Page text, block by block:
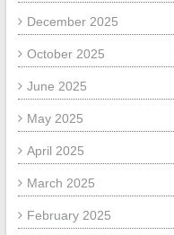
December 2025
October 2025
June 2025
May 2025
April 2025
March 2025
February 2025